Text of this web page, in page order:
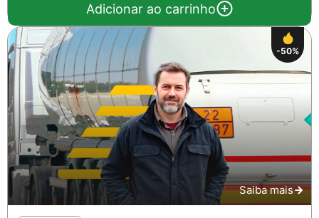
Adicionar ao carrinho
-50%
Saiba mais